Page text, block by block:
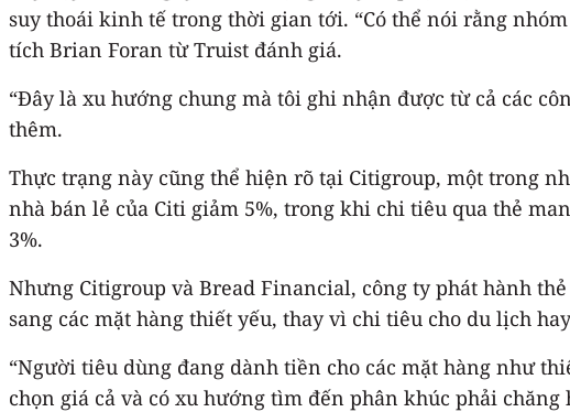
suy thoái kinh tế trong thời gian tới. “Có thể nói rằng
tích Brian Foran từ Truist đánh giá.
“Đây là xu hướng chung mà tôi ghi nhận được từ cả các
thêm.
Thực trạng này cũng thể hiện rõ tại Citigroup, một trong
nhà bán lẻ của Citi giảm 5%, trong khi chi tiêu qua thẻ
3%.
Nhưng Citigroup và Bread Financial, công ty phát hành
sang các mặt hàng thiết yếu, thay vì chi tiêu cho du lịch
“Người tiêu dùng đang dành tiền cho các mặt hàng như
chọn giá cả và có xu hướng tìm đến phân khúc phải